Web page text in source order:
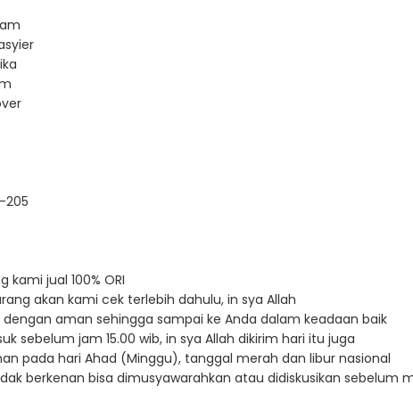
205
jual 100% ORI
akan kami cek terlebih dahulu, in sya Allah
aman sehingga sampai ke Anda dalam keadaan baik
sebelum jam 15.00 wib, in sya Allah dikirim hari itu juga
pada hari Ahad (Minggu), tanggal merah dan libur nasional
berkenan bisa dimusyawarahkan atau didiskusikan sebelum